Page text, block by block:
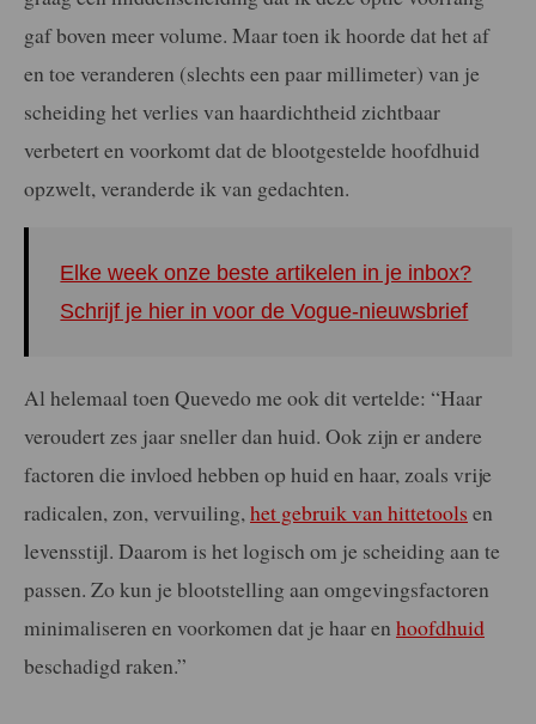
gaf boven meer volume. Maar toen ik hoorde dat het af
en toe veranderen (slechts een paar millimeter) van je
scheiding het verlies van haardichtheid zichtbaar
verbetert en voorkomt dat de blootgestelde hoofdhuid
opzwelt, veranderde ik van gedachten.
Elke week onze beste artikelen in je inbox?
Schrijf je hier in voor de Vogue-nieuwsbrief
Al helemaal toen Quevedo me ook dit vertelde: “Haar
veroudert zes jaar sneller dan huid. Ook zijn er andere
factoren die invloed hebben op huid en haar, zoals vrije
radicalen, zon, vervuiling, het gebruik van hittetools en
levensstijl. Daarom is het logisch om je scheiding aan te
passen. Zo kun je blootstelling aan omgevingsfactoren
minimaliseren en voorkomen dat je haar en hoofdhuid
beschadigd raken.”